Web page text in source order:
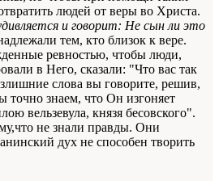
людей от веры во Христа.
и говорит: Не сын ли это
тем, кто близок к вере.
ревностью, чтобы люди,
в Него, сказали: "Что вас так
слова вы говорите, решив,
знаем, что Он изгоняет
вельзевула, князя бесовского".
не знали правды. Они
дух не способен творить